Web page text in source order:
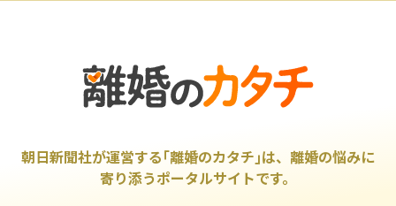
朝日新聞社が運営する｢離婚のカタチ｣は、離婚の悩みに
寄り添うポータルサイトです。